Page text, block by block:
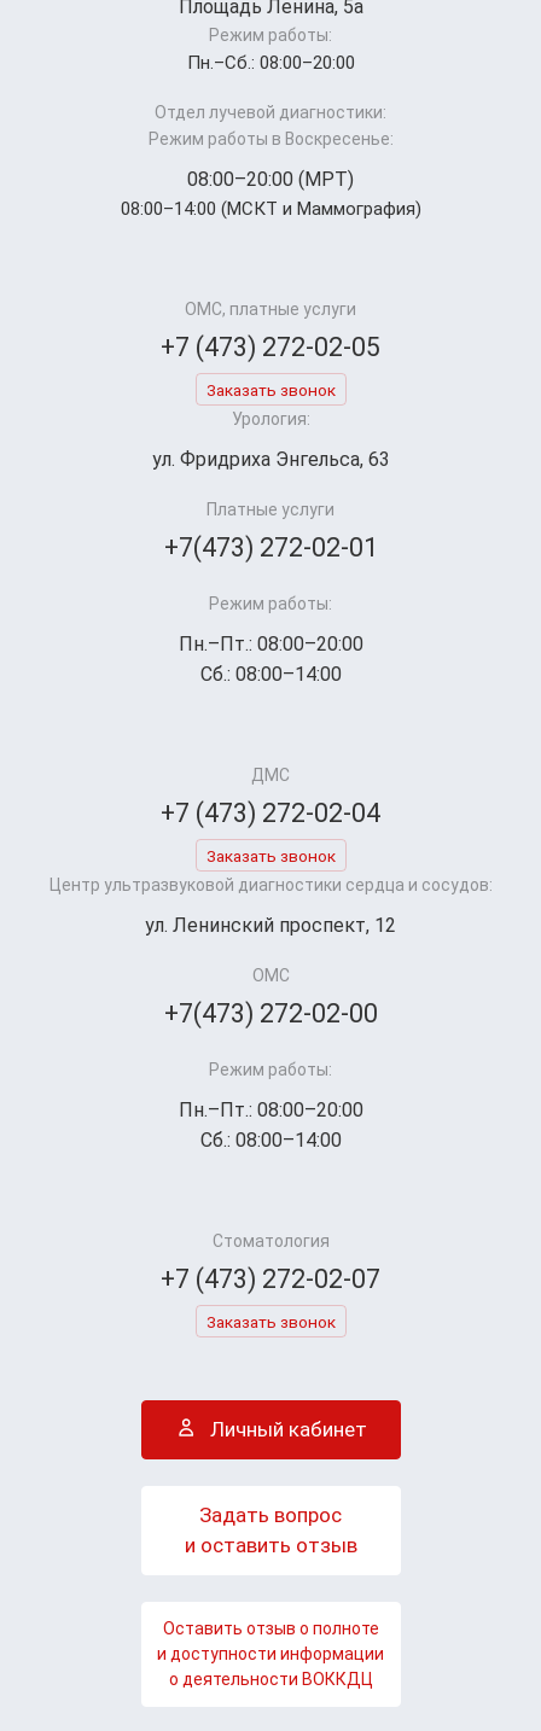
Площадь Ленина, 5а
Режим работы:
Пн.–Cб.: 08:00–20:00
Отдел лучевой диагностики:
Режим работы в Воскресенье:
08:00–20:00 (МРТ)
08:00–14:00 (МСКТ и Маммография)
ОМС, платные услуги
+7 (473) 272-02-05
Заказать звонок
Урология:
ул. Фридриха Энгельса, 63
Платные услуги
+7(473) 272-02-01
Режим работы:
Пн.–Пт.: 08:00–20:00
Сб.: 08:00–14:00
ДМС
+7 (473) 272-02-04
Заказать звонок
Центр ультразвуковой диагностики сердца и сосудов:
ул. Ленинский проспект, 12
ОМС
+7(473) 272-02-00
Режим работы:
Пн.–Пт.: 08:00–20:00
Сб.: 08:00–14:00
Стоматология
+7 (473) 272-02-07
Заказать звонок
Личный кабинет
Задать вопрос
и оставить отзыв
Оставить отзыв о полноте
и доступности информации
о деятельности ВОККДЦ